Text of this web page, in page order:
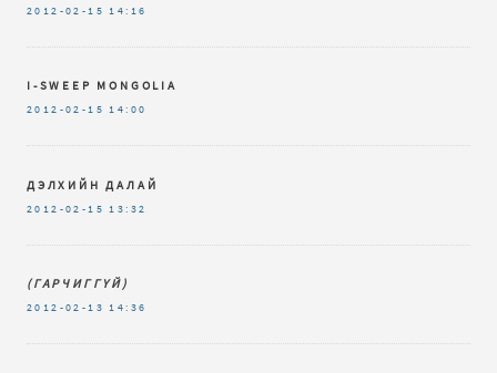
2012-02-15 14:16
I-SWEEP MONGOLIA
2012-02-15 14:00
ДЭЛХИЙН ДАЛАЙ
2012-02-15 13:32
(ГАРЧИГГҮЙ)
2012-02-13 14:36